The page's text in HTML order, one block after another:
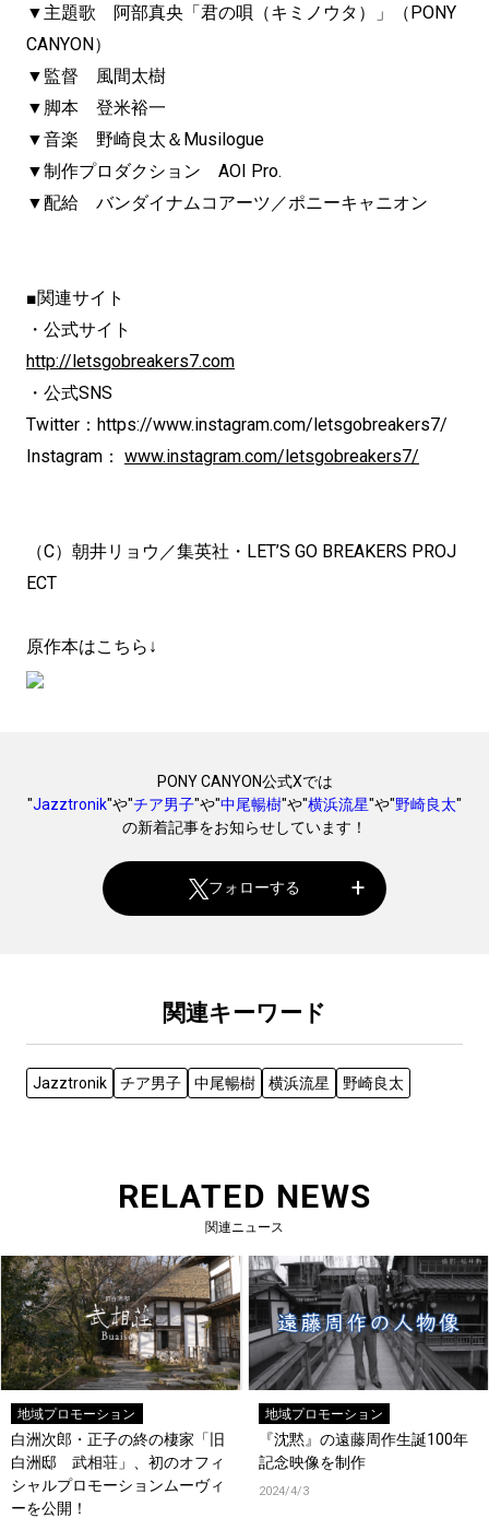
▼主題歌 阿部真央「君の唄（キミノウタ）」（PONY
CANYON）
▼監督 風間太樹
▼脚本 登米裕一
▼音楽 野崎良太＆Musilogue
▼制作プロダクション AOI Pro.
▼配給 バンダイナムコアーツ／ポニーキャニオン
■関連サイト
・公式サイト
http://letsgobreakers7.com
・公式SNS
Twitter：https://www.instagram.com/letsgobreakers7/
Instagram： www.instagram.com/letsgobreakers7/
（C）朝井リョウ／集英社・LET’S GO BREAKERS PROJ
ECT
原作本はこちら↓
PONY CANYON公式Xでは
"Jazztronik"や"チア男子"や"中尾暢樹"や"横浜流星"や"野崎良太"
の新着記事をお知らせしています！
フォローする
関連キーワード
Jazztronik チア男子 中尾暢樹 横浜流星 野崎良太
RELATED NEWS
関連ニュース
地域プロモーション
白洲次郎・正子の終の棲家「旧
白洲邸 武相荘」、初のオフィ
シャルプロモーションムーヴィ
ーを公開！
地域プロモーション
『沈黙』の遠藤周作生誕100年
記念映像を制作
2024/4/3